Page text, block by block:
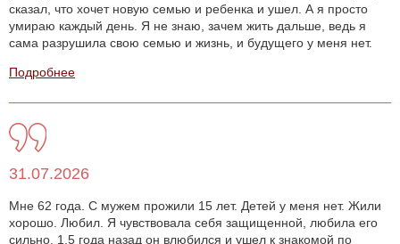
сказал, что хочет новую семью и ребенка и ушел. А я просто
умираю каждый день. Я не знаю, зачем жить дальше, ведь я
сама разрушила свою семью и жизнь, и будущего у меня нет.
Подробнее
31.07.2026
Мне 62 года. С мужем прожили 15 лет. Детей у меня нет. Жили
хорошо. Любил. Я чувствовала себя защищенной, любила его
сильно. 1,5 года назад он влюбился и ушел к знакомой по